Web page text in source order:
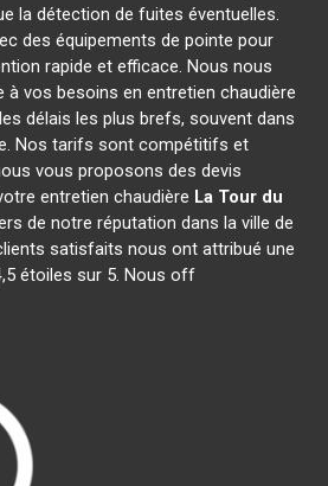
la détection de fuites éventuelles.
des équipements de pointe pour
rapide et efficace. Nous nous
à vos besoins en entretien chaudière
délais les plus brefs, souvent dans
Nos tarifs sont compétitifs et
vous proposons des devis
entretien chaudière La Tour du
de notre réputation dans la ville de
satisfaits nous ont attribué une
étoiles sur 5. Nous off